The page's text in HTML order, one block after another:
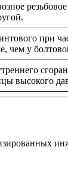
при
чем у
высокого